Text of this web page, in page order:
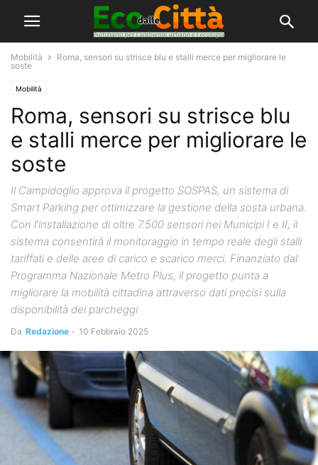
Mobilità
Roma, sensori su strisce blu e stalli merce per migliorare le
soste
Mobilità
Roma, sensori su strisce blu
e stalli merce per migliorare le
soste
Il Campidoglio approva il progetto SOSPAS, un sistema di
Smart Parking per ottimizzare la gestione della sosta urbana.
Con l’installazione di oltre 7.500 sensori nei Municipi I e II, il
sistema consentirà il monitoraggio in tempo reale degli stalli
tariffati e delle aree di carico e scarico merci. Finanziato dal
Programma Nazionale Metro Plus, il progetto punta a
migliorare la mobilità cittadina attraverso dati precisi sulla
disponibilità dei parcheggi
Da Redazione - 10 Febbraio 2025